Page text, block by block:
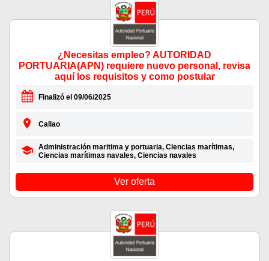
¿Necesitas empleo? AUTORIDAD
PORTUARIA(APN) requiere nuevo personal, revisa
aquí los requisitos y como postular
Finalizó el 09/06/2025
Callao
Administración maritima y portuaria, Ciencias marítimas,
Ciencias marítimas navales, Ciencias navales
Ver oferta